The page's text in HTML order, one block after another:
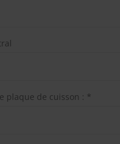
plaque de cuisson : *